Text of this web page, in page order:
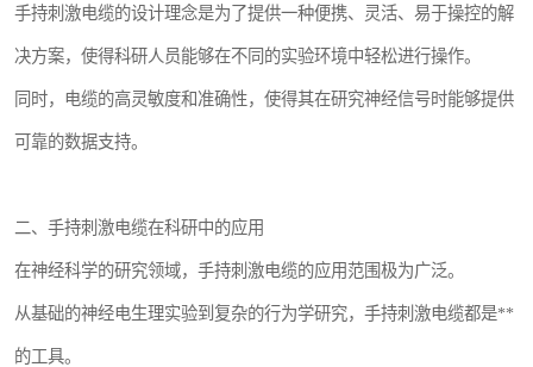
手持刺激电缆的设计理念是为了提供一种便携、灵活、易于操控的解
决方案，使得科研人员能够在不同的实验环境中轻松进行操作。
同时，电缆的高灵敏度和准确性，使得其在研究神经信号时能够提供
可靠的数据支持。
二、手持刺激电缆在科研中的应用
在神经科学的研究领域，手持刺激电缆的应用范围极为广泛。
从基础的神经电生理实验到复杂的行为学研究，手持刺激电缆都是**
的工具。